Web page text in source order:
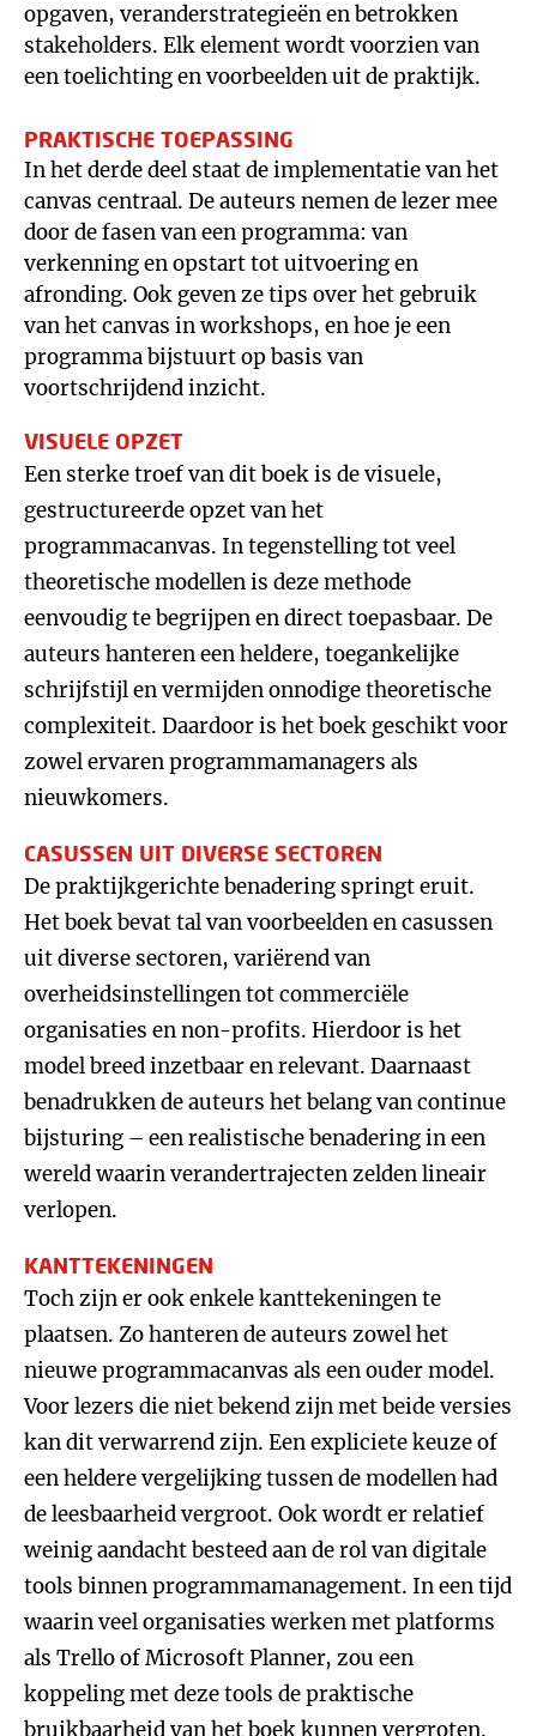
opgaven, veranderstrategieën en betrokken
stakeholders. Elk element wordt voorzien van
een toelichting en voorbeelden uit de praktijk.
PRAKTISCHE TOEPASSING
In het derde deel staat de implementatie van het
canvas centraal. De auteurs nemen de lezer mee
door de fasen van een programma: van
verkenning en opstart tot uitvoering en
afronding. Ook geven ze tips over het gebruik
van het canvas in workshops, en hoe je een
programma bijstuurt op basis van
voortschrijdend inzicht.
VISUELE OPZET
Een sterke troef van dit boek is de visuele,
gestructureerde opzet van het
programmacanvas. In tegenstelling tot veel
theoretische modellen is deze methode
eenvoudig te begrijpen en direct toepasbaar. De
auteurs hanteren een heldere, toegankelijke
schrijfstijl en vermijden onnodige theoretische
complexiteit. Daardoor is het boek geschikt voor
zowel ervaren programmamanagers als
nieuwkomers.
CASUSSEN UIT DIVERSE SECTOREN
De praktijkgerichte benadering springt eruit.
Het boek bevat tal van voorbeelden en casussen
uit diverse sectoren, variërend van
overheidsinstellingen tot commerciële
organisaties en non-profits. Hierdoor is het
model breed inzetbaar en relevant. Daarnaast
benadrukken de auteurs het belang van continue
bijsturing – een realistische benadering in een
wereld waarin verandertrajecten zelden lineair
verlopen.
KANTTEKENINGEN
Toch zijn er ook enkele kanttekeningen te
plaatsen. Zo hanteren de auteurs zowel het
nieuwe programmacanvas als een ouder model.
Voor lezers die niet bekend zijn met beide versies
kan dit verwarrend zijn. Een expliciete keuze of
een heldere vergelijking tussen de modellen had
de leesbaarheid vergroot. Ook wordt er relatief
weinig aandacht besteed aan de rol van digitale
tools binnen programmamanagement. In een tijd
waarin veel organisaties werken met platforms
als Trello of Microsoft Planner, zou een
koppeling met deze tools de praktische
bruikbaarheid van het boek kunnen vergroten.